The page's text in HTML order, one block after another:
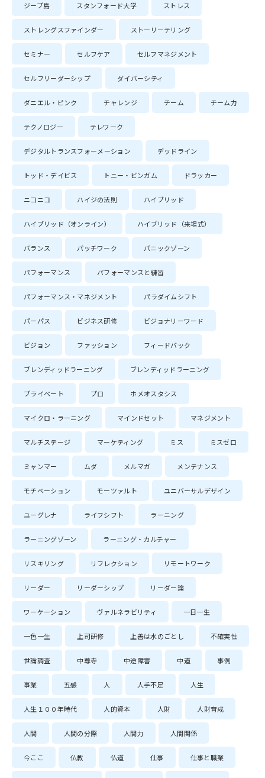
ジープ島 スタンフォード大学 ストレス
ストレングスファインダー ストーリーテリング
セミナー セルフケア セルフマネジメント
セルフリーダーシップ ダイバーシティ
ダニエル・ピンク チャレンジ チーム チーム力
テクノロジー テレワーク
デジタルトランスフォーメーション デッドライン
トッド・デイビス トニー・ビンガム ドラッカー
ニコニコ ハイジの法則 ハイブリッド
ハイブリッド（オンライン） ハイブリッド（来場式）
バランス パッチワーク パニックゾーン
パフォーマンス パフォーマンスと練習
パフォーマンス・マネジメント パラダイムシフト
パーパス ビジネス研修 ビジョナリーワード
ビジョン ファッション フィードバック
ブレンディッドラーニング ブレンディッドラーニング
プライベート プロ ホメオスタシス
マイクロ・ラーニング マインドセット マネジメント
マルチステージ マーケティング ミス ミスゼロ
ミャンマー ムダ メルマガ メンテナンス
モチベーション モーツァルト ユニバーサルデザイン
ユーグレナ ライフシフト ラーニング
ラーニングゾーン ラーニング・カルチャー
リスキリング リフレクション リモートワーク
リーダー リーダーシップ リーダー論
ワーケーション ヴァルネラビリティ 一日一生
一色一生 上司研修 上善は水のごとし 不確実性
世論調査 中尊寺 中途障害 中道 事例
事業 五感 人 人手不足 人生
人生１００年時代 人的資本 人財 人財育成
人間 人間の分際 人間力 人間関係
今ここ 仏教 仏道 仕事 仕事と職業